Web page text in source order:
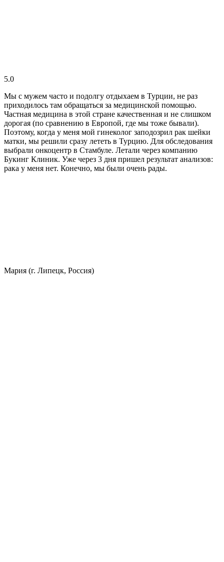
5.0
Мы с мужем часто и подолгу отдыхаем в Турции, не раз
приходилось там обращаться за медицинской помощью.
Частная медицина в этой стране качественная и не слишком
дорогая (по сравнению в Европой, где мы тоже бывали).
Поэтому, когда у меня мой гинеколог заподозрил рак шейки
матки, мы решили сразу лететь в Турцию. Для обследования
выбрали онкоцентр в Стамбуле. Летали через компанию
Букинг Клиник. Уже через 3 дня пришел результат анализов:
рака у меня нет. Конечно, мы были очень рады.
Мария (г. Липецк, Россия)